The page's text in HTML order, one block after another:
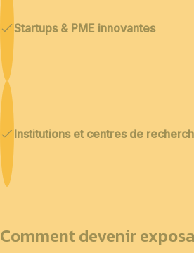
Startups & PME innovantes
Institutions et centres de
Comment devenir